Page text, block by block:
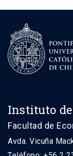
Instituto
Facultad de
Avda. Vicuña